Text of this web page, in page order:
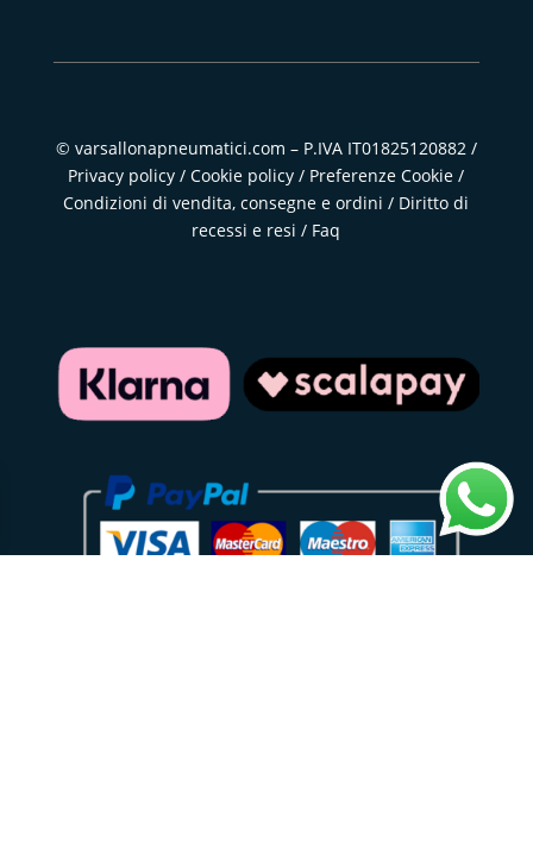
© varsallonapneumatici.com – P.IVA IT01825120882 /
Privacy policy /Cookie policy / Preferenze Cookie /
Condizioni di vendita, consegne e ordini / Diritto di
recessi e resi / Faq